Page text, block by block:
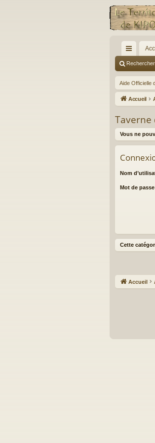
ac
co
ur
ci
s
Rechercher
Aide Officielle
Accueil
Taverne
Vous ne
Nom
Mot de
Cette
Accueil